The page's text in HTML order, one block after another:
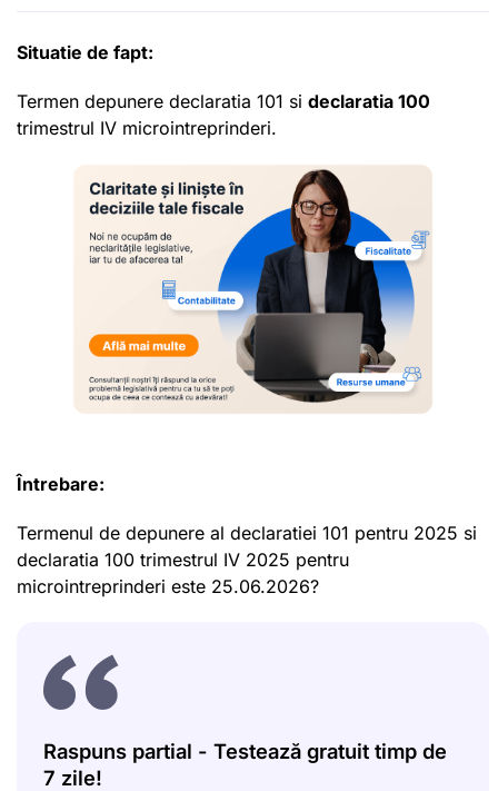
Situatie de fapt:
Termen depunere declaratia 101 si declaratia 100
trimestrul IV microintreprinderi.
Întrebare:
Termenul de depunere al declaratiei 101 pentru 2025 si
declaratia 100 trimestrul IV 2025 pentru
microintreprinderi este 25.06.2026?
Raspuns partial - Testează gratuit timp de
7 zile!